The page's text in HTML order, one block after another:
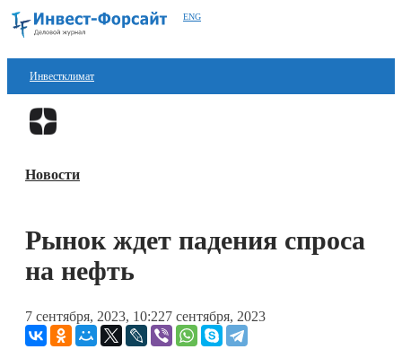
ENG
Инвестклимат
Финансы
Блокчейн
Книги
Новости
Рынок ждет падения спроса
на нефть
7 сентября, 2023, 10:227 сентября, 2023